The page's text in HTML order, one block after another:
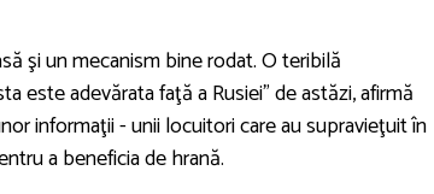
şi un mecanism bine rodat. O teribilă
este adevărata faţă a Rusiei" de astăzi, afirmă
informaţii - unii locuitori care au supravieţuit în
a beneficia de hrană.